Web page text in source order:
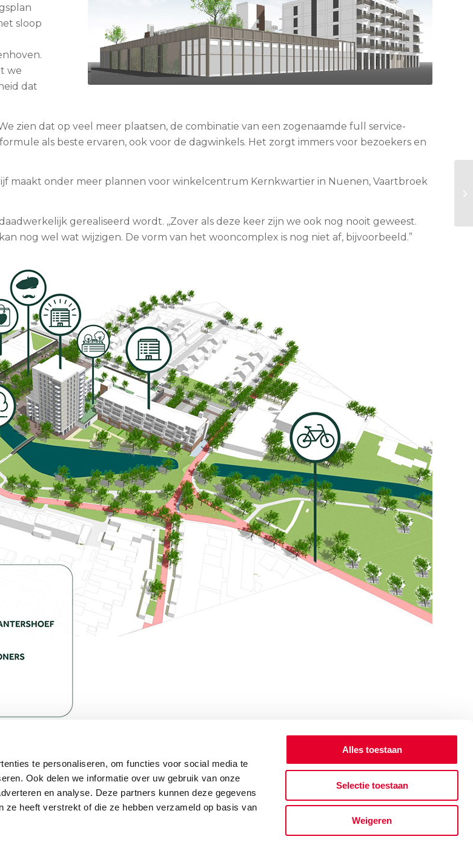
te personaliseren, om functies voor social media te
Ook delen we informatie over uw gebruik van onze
en analyse. Deze partners kunnen deze gegevens
ze heeft verstrekt of die ze hebben verzameld op basis van
Alles toestaan
Selectie toestaan
Weigeren
sloop
we
dat
zien dat op veel meer plaatsen, de combinatie van een zogenaamde full service-
als beste ervaren, ook voor de dagwinkels. Het zorgt immers voor bezoekers en
maakt onder meer plannen voor winkelcentrum Kernkwartier in Nuenen, Vaartbroek
gerealiseerd wordt. ,,Zover als deze keer zijn we ook nog nooit geweest.
nog wel wat wijzigen. De vorm van het wooncomplex is nog niet af, bijvoorbeeld.”
Dagblad